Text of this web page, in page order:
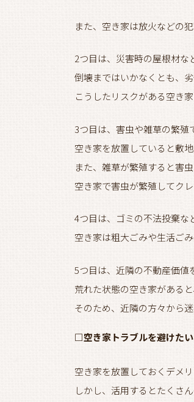
また、空き家は放火などの
2つ目は、災害時の屋根材な
倒壊まではいかなくとも、
こうしたリスクがある空き
3つ目は、害虫や雑草の繁殖
空き家を放置していると敷
また、雑草が繁殖すると害
空き家で害虫が繁殖してク
4つ目は、ゴミの不法投棄な
空き家は粗大ごみや生活ご
5つ目は、近隣の不動産価値
荒れた状態の空き家がある
そのため、近隣の方々から
□空き家トラブルを避けた
空き家を放置しておくデメ
しかし、活用するとたくさ